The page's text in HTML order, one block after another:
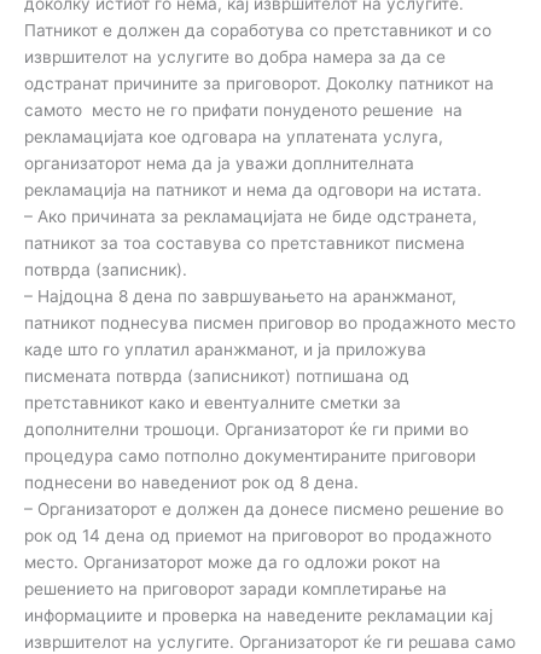
Патникот е должен да соработува со претставникот и со
извршителот на услугите во добра намера за да се
одстранат причините за приговорот. Доколку патникот на
самото место не го прифати понуденото решение на
рекламацијата кое одговара на уплатената услуга,
организаторот нема да ја уважи доплнителната
рекламација на патникот и нема да одговори на истата.
– Ако причината за рекламацијата не биде одстранета,
патникот за тоа составува со претставникот писмена
потврда (записник).
– Најдоцна 8 дена по завршувањето на аранжманот,
патникот поднесува писмен приговор во продажното место
каде што го уплатил аранжманот, и ја приложува
писмената потврда (записникот) потпишана од
претставникот како и евентуалните сметки за
дополнителни трошоци. Организаторот ќе ги прими во
процедура само потполно документираните приговори
поднесени во наведениот рок од 8 дена.
– Организаторот е должен да донесе писмено решение во
рок од 14 дена од приемот на приговорот во продажното
место. Организаторот може да го одложи рокот на
решението на приговорот заради комплетирање на
информациите и проверка на наведените рекламации кај
извршителот на услугите. Организаторот ќе ги решава само